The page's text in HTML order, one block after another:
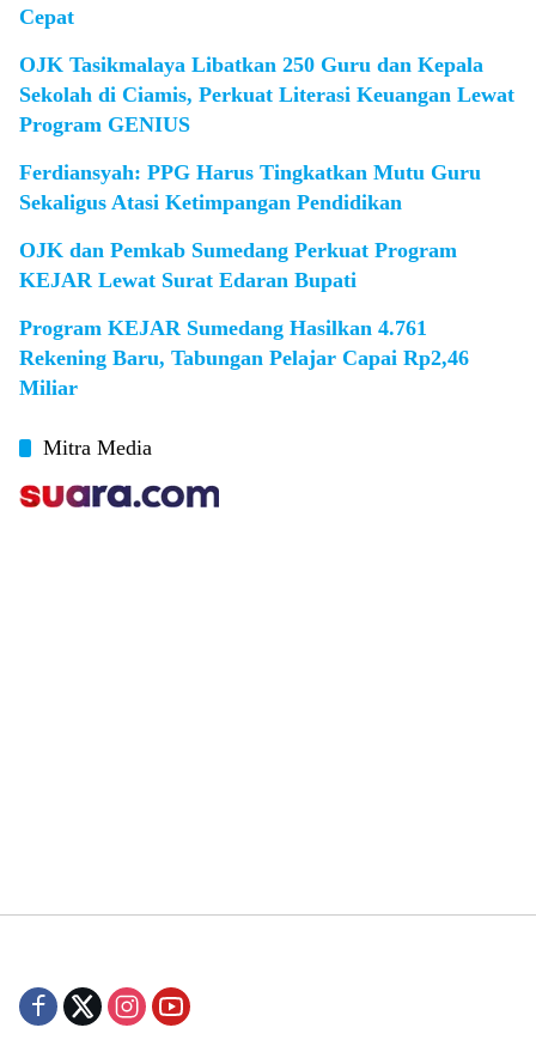
Cepat
OJK Tasikmalaya Libatkan 250 Guru dan Kepala
Sekolah di Ciamis, Perkuat Literasi Keuangan Lewat
Program GENIUS
Ferdiansyah: PPG Harus Tingkatkan Mutu Guru
Sekaligus Atasi Ketimpangan Pendidikan
OJK dan Pemkab Sumedang Perkuat Program
KEJAR Lewat Surat Edaran Bupati
Program KEJAR Sumedang Hasilkan 4.761
Rekening Baru, Tabungan Pelajar Capai Rp2,46
Miliar
Mitra Media